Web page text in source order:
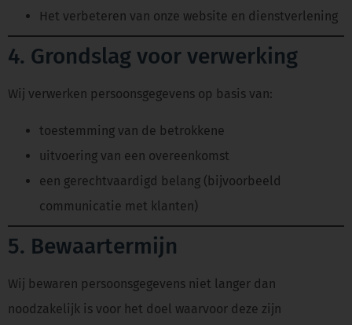
Het verbeteren van onze website en dienstverlening
4. Grondslag voor verwerking
Wij verwerken persoonsgegevens op basis van:
toestemming van de betrokkene
uitvoering van een overeenkomst
een gerechtvaardigd belang (bijvoorbeeld
communicatie met klanten)
5. Bewaartermijn
Wij bewaren persoonsgegevens niet langer dan
noodzakelijk is voor het doel waarvoor deze zijn